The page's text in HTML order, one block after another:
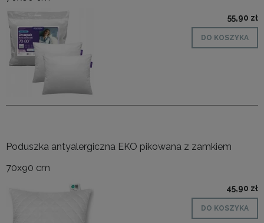
55,90 zł
DO KOSZYKA
Poduszka antyalergiczna EKO pikowana z zamkiem
70x90 cm
45,90 zł
DO KOSZYKA